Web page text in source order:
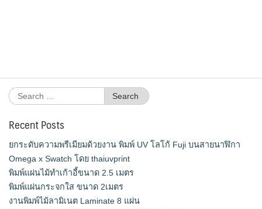
Search
for:
Recent Posts
ยกระดับความพรีเมียมด้วยงาน พิมพ์ UV โลโก้ Fuji บนสายนาฬิกา
Omega x Swatch โดย thaiuvprint
พิมพ์แผ่นไม้ทำเก้าอี้ขนาด 2.5 เมตร
พิมพ์แผ่นกระจกใส ขนาด 2เมตร
งานพิมพ์ไม้ลามิเนต Laminate 8 แผ่น